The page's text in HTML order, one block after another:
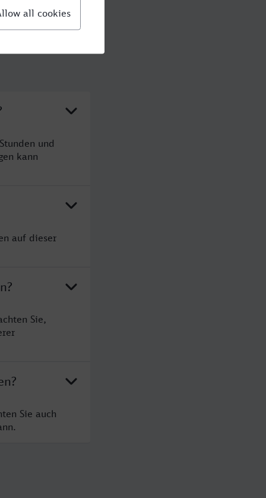
und
kann
auf dieser
Sie,
Sie auch